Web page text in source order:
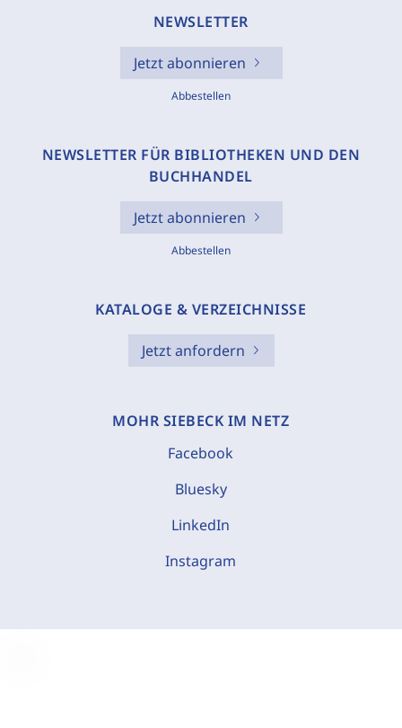
NEWSLETTER
Jetzt abonnieren
Abbestellen
NEWSLETTER FÜR BIBLIOTHEKEN UND DEN
BUCHHANDEL
Jetzt abonnieren
Abbestellen
KATALOGE & VERZEICHNISSE
Jetzt anfordern
MOHR SIEBECK IM NETZ
Facebook
Bluesky
LinkedIn
Instagram